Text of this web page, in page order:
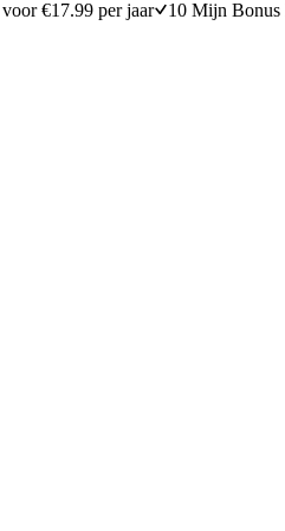
€17.99 per jaar 10 Mijn Bonus